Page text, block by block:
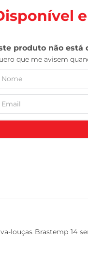
louças Brastemp 14